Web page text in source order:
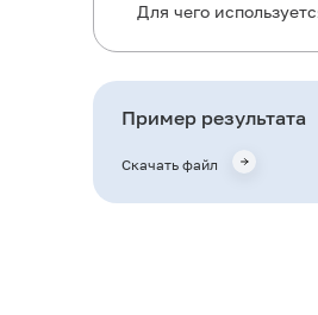
Для чего
Когда назначается
Пример результата
Скачать файл